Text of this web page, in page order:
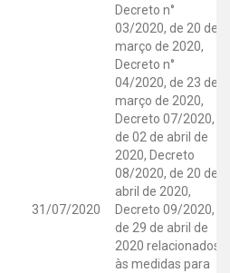
31/07/2020
Decreto n°
03/2020, de 20 de
março de 2020,
Decreto n°
04/2020, de 23 de
março de 2020,
Decreto 07/2020,
de 02 de abril de
2020, Decreto
08/2020, de 20 de
abril de 2020,
Decreto 09/2020,
de 29 de abril de
2020 relacionados
às medidas para